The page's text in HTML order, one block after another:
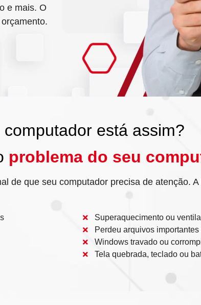
e mais. O
computador está assim?
problema do seu
de que seu computador precisa de atenção.
Superaquecimento ou
Perdeu arquivos
Windows travado ou
Tela quebrada, teclado ou